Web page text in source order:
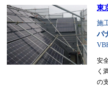
東
施
パ
安
く
の